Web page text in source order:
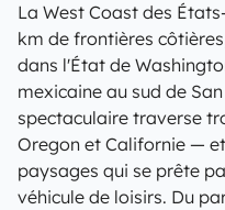
La West Coast des
km de frontières
dans l'État de
mexicaine au sud de
spectaculaire traverse
Oregon et Californie —
paysages qui se prête
véhicule de loisirs. Du